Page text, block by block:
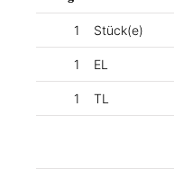
1 Stück(e)
1 EL
1 TL